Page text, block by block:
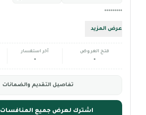
*********
عرض المزيد
فتح العروض
-
آخر استفسار
-
تفاصيل التقديم والضمانات
اشترك لعرض جميع المنافسات